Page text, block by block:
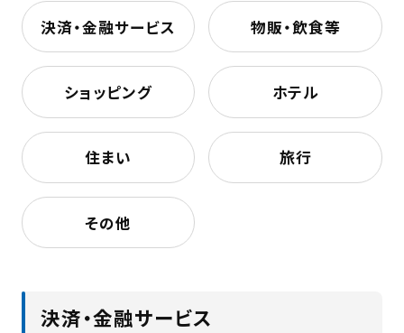
決済・金融サービス 物販・飲食等
ショッピング ホテル
住まい 旅行
その他
決済・金融サービス